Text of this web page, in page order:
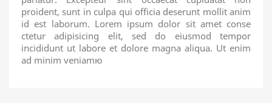
proident, sunt in culpa qui officia deserunt mollit anim
id est laborum. Lorem ipsum dolor sit amet conse
ctetur adipisicing elit, sed do eiusmod tempor
incididunt ut labore et dolore magna aliqua. Ut enim
ad minim veniamю